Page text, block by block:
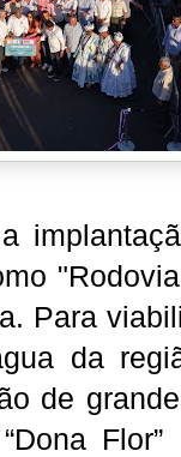
Para
da
de